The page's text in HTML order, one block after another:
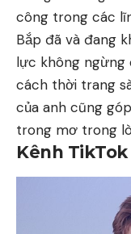
công trong các
Bắp đã và đang
lực không ngừng
cách thời trang
của anh cũng
trong mơ trong
Kênh